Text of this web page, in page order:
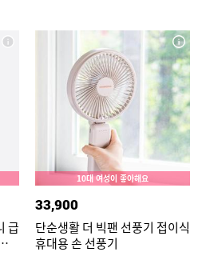
급
10대 여성이 좋아해요
33,900
단순생활 더 빅팬 선풍기 접이식
휴대용 손 선풍기